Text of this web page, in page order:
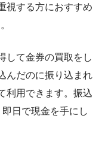
視する方におすすめ
して金券の買取をし
んだのに振り込まれ
利用できます。振込
日で現金を手にし